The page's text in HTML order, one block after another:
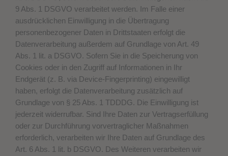
9 Abs. 1 DSGVO verarbeitet werden. Im Falle einer
ausdrücklichen Einwilligung in die Übertragung
personenbezogener Daten in Drittstaaten erfolgt die
Datenverarbeitung außerdem auf Grundlage von Art. 49
Abs. 1 lit. a DSGVO. Sofern Sie in die Speicherung von
Cookies oder in den Zugriff auf Informationen in Ihr
Endgerät (z. B. via Device-Fingerprinting) eingewilligt
haben, erfolgt die Datenverarbeitung zusätzlich auf
Grundlage von § 25 Abs. 1 TDDDG. Die Einwilligung ist
jederzeit widerrufbar. Sind Ihre Daten zur Vertragserfüllung
oder zur Durchführung vorvertraglicher Maßnahmen
erforderlich, verarbeiten wir Ihre Daten auf Grundlage des
Art. 6 Abs. 1 lit. b DSGVO. Des Weiteren verarbeiten wir